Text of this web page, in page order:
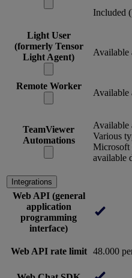
Included
Light User
(formerly Tensor
Light Agent)
Available
Remote Worker
Available
TeamViewer
Automations
Available
Various
Microsoft
available
Integrations
Web API (general
application
programming
interface)
Web API rate limit 48.000